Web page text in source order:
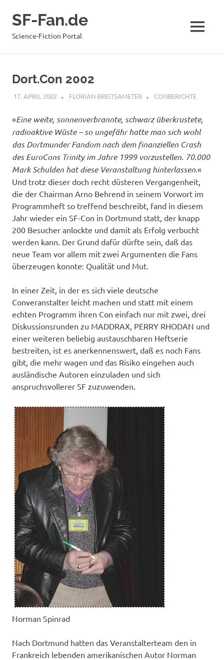
InhaltSF-Fan.de
Science-Fiction Portal MENÜ
Dort.Con 2002
17. APRIL 2002 FLORIAN BREITSAMETER CONBERICHTE
»Eine weite, sonnenverbrannte, schwarz überkrustete,
radioaktive Wüste – so ungefähr hatte man sich wohl
das Dortmunder Fandom nach dem finanziellen Crash
des EuroCons Trinity im Jahre 1999 vorzustellen. 70.000
Mark Schulden hat diese Veranstaltung hinterlassen.«
Und trotz dieser doch recht düsteren Vergangenheit,
die der Chairman Arno Behrend in seinem Vorwort im
Programmheft so treffend beschreibt, fand in diesem
Jahr wieder ein SF-Con in Dortmund statt, der knapp
200 Besucher anlockte und damit als Erfolg verbucht
werden kann. Der Grund dafür dürfte sein, daß das
neue Team vor allem mit zwei Argumenten die Fans
überzeugen konnte: Qualität und Mut.
In einer Zeit, in der es sich viele deutsche
Converanstalter leicht machen und statt mit einem
echten Programm ihren Con einfach nur mit zwei, drei
Diskussionsrunden zu MADDRAX, PERRY RHODAN und
einer weiteren beliebig austauschbaren Heftserie
bestreiten, ist es anerkennenswert, daß es noch Fans
gibt, die mehr wagen und das Risiko eingehen auch
ausländische Autoren einzuladen und sich
anspruchsvollerer SF zuzuwenden.
Norman Spinrad
Nach Dortmund hatten das Veranstalterteam den in
Frankreich lebenden amerikanischen Autor Norman